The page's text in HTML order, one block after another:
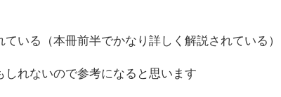
ている（本冊前半でかなり詳しく解説されている）
れないので参考になると思います